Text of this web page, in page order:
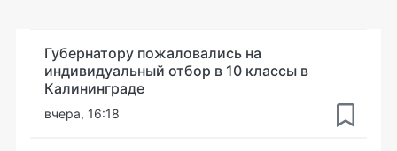
Губернатору пожаловались на
индивидуальный отбор в 10 классы в
Калининграде
вчера, 16:18